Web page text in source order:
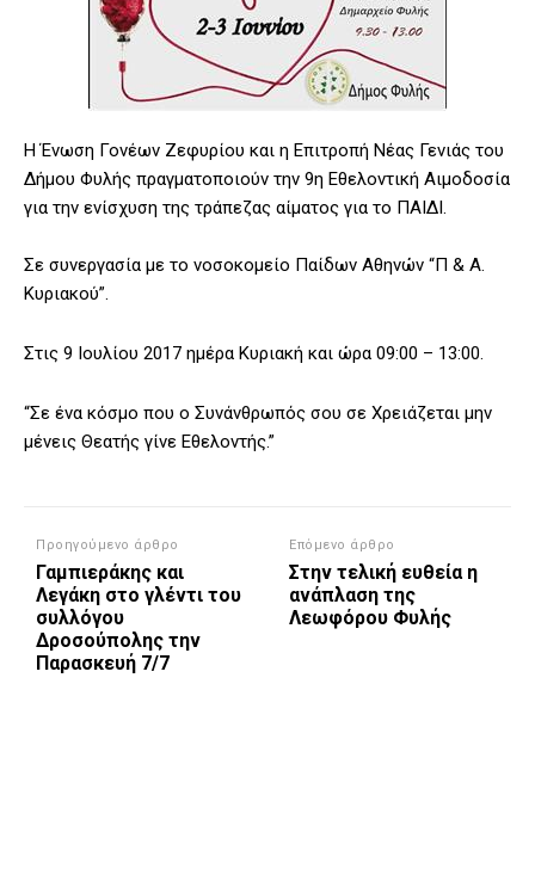
Η Ένωση Γονέων Ζεφυρίου και η Επιτροπή Νέας Γενιάς του
Δήμου Φυλής πραγματοποιούν την 9η Εθελοντική Αιμοδοσία
για την ενίσχυση της τράπεζας αίματος για το ΠΑΙΔΙ.
Σε συνεργασία με το νοσοκομείο Παίδων Αθηνών “Π & Α.
Κυριακού”.
Στις 9 Ιουλίου 2017 ημέρα Κυριακή και ώρα 09:00 – 13:00.
“Σε ένα κόσμο που ο Συνάνθρωπός σου σε Χρειάζεται μην
μένεις Θεατής γίνε Εθελοντής.”
Προηγούμενο άρθρο
Γαμπιεράκης και
Λεγάκη στο γλέντι του
συλλόγου
Δροσούπολης την
Παρασκευή 7/7
Επόμενο άρθρο
Στην τελική ευθεία η
ανάπλαση της
Λεωφόρου Φυλής